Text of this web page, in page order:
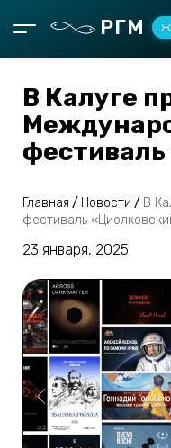
РГМ
В Калуге
Главная / Новости / В
фестиваль
23 января, 2025